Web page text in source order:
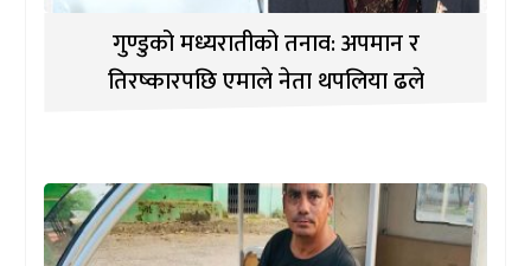
गुण्डुको मध्यरातीको तनाव: अपमान र
तिरष्कारपछि एमाले नेता थपलिया ढले